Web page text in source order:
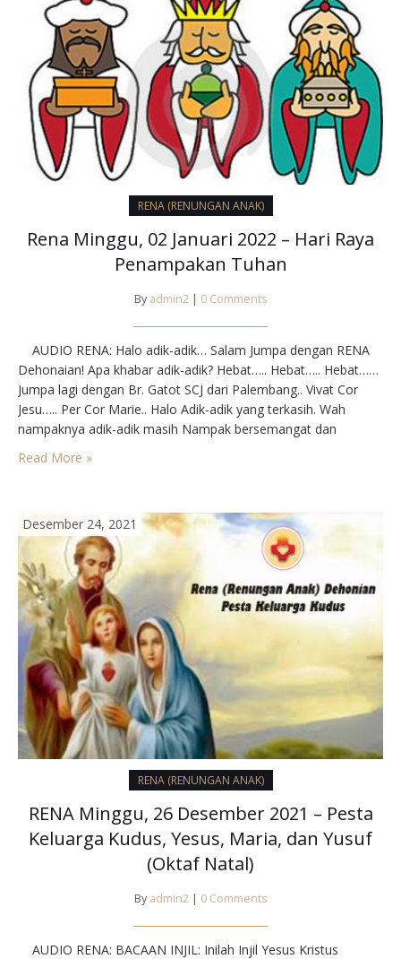
RENA (RENUNGAN ANAK)
Rena Minggu, 02 Januari 2022 – Hari Raya
Penampakan Tuhan
By admin2 | 0 Comments
AUDIO RENA: Halo adik-adik… Salam Jumpa dengan RENA
Dehonaian! Apa khabar adik-adik? Hebat….. Hebat….. Hebat……
Jumpa lagi dengan Br. Gatot SCJ dari Palembang.. Vivat Cor
Jesu….. Per Cor Marie.. Halo Adik-adik yang terkasih. Wah
nampaknya adik-adik masih Nampak bersemangat dan
horeeee.. Dan Bruder ucapkan selamat natal dan tahun baru
Read More »
Desember 24, 2021
RENA (RENUNGAN ANAK)
RENA Minggu, 26 Desember 2021 – Pesta
Keluarga Kudus, Yesus, Maria, dan Yusuf
(Oktaf Natal)
By admin2 | 0 Comments
AUDIO RENA: BACAAN INJIL: Inilah Injil Yesus Kristus